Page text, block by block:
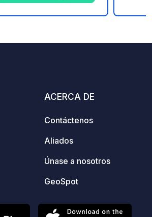
ACERCA DE
Contáctenos
Aliados
Únase a nosotros
GeoSpot